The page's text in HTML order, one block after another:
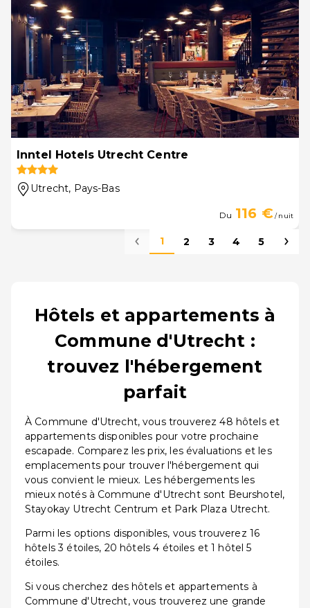
Inntel Hotels Utrecht Centre
Utrecht, Pays-Bas
Du 116 €/ nuit
1 2 3 4 5
Hôtels et appartements à
Commune d'Utrecht :
trouvez l'hébergement
parfait
À Commune d'Utrecht, vous trouverez 48 hôtels et
appartements disponibles pour votre prochaine
escapade. Comparez les prix, les évaluations et les
emplacements pour trouver l'hébergement qui
vous convient le mieux. Les hébergements les
mieux notés à Commune d'Utrecht sont Beurshotel,
Stayokay Utrecht Centrum et Park Plaza Utrecht.
Parmi les options disponibles, vous trouverez 16
hôtels 3 étoiles, 20 hôtels 4 étoiles et 1 hôtel 5
étoiles.
Si vous cherchez des hôtels et appartements à
Commune d'Utrecht, vous trouverez une grande